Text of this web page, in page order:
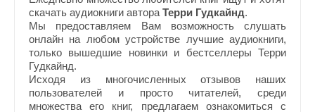
скачать аудиокниги автора Терри Гудкайнд.
Мы предоставляем Вам возможность слушать
онлайн на любом устройстве лучшие аудиокниги,
только вышедшие новинки и бестселлеры Терри
Гудкайнд.
Исходя из многочисленных отзывов наших
пользователей и просто читателей, среди
множества его книг, предлагаем ознакомиться с